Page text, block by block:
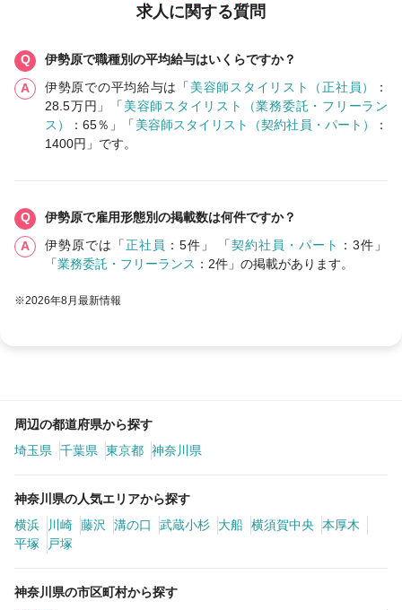
求人に関する質問
伊勢原で職種別の平均給与はいくらですか？
伊勢原での平均給与は「 美容師スタイリスト（正社員）
：
28.5万円」「 美容師スタイリスト（業務委託・フリーラン
ス）
：65％」「 美容師スタイリスト（契約社員・パート）
：
1400円」です。
伊勢原で雇用形態別の掲載数は何件ですか？
伊勢原では「正社員 ：5件」 「契約社員・パート
：3件」
「業務委託・フリーランス ：2件」の掲載があります。
※2026年8月最新情報
周辺の都道府県から探す
埼玉県 千葉県 東京都 神奈川県
神奈川県の人気エリアから探す
横浜
川崎 藤沢 溝の口 武蔵小杉 大船 横須賀中央
本厚木
平塚
戸塚
神奈川県の市区町村から探す